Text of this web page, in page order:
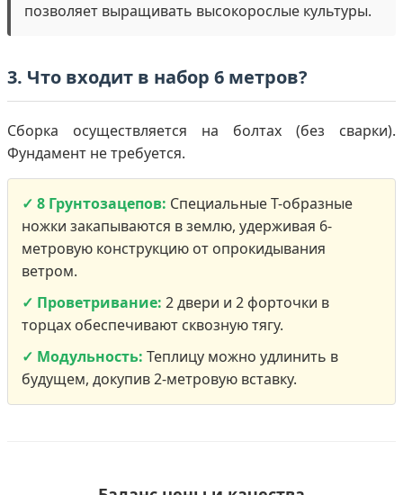
позволяет выращивать высокорослые культуры.
3. Что входит в набор 6 метров?
Сборка осуществляется на болтах (без сварки).
Фундамент не требуется.
✓ 8 Грунтозацепов: Специальные Т-образные
ножки закапываются в землю, удерживая 6-
метровую конструкцию от опрокидывания
ветром.
✓ Проветривание: 2 двери и 2 форточки в
торцах обеспечивают сквозную тягу.
✓ Модульность: Теплицу можно удлинить в
будущем, докупив 2-метровую вставку.